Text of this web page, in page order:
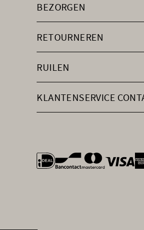
BEZORGEN
RETOURNEREN
RUILEN
KLANTENSERVICE
general.paymentOptions